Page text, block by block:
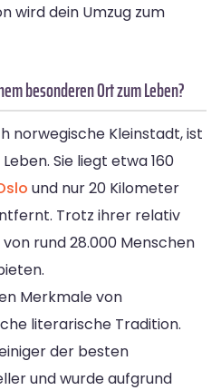
wird dein Umzug zum
besonderen Ort zum Leben?
norwegische Kleinstadt, ist
Sie liegt etwa 160
und nur 20 Kilometer
Trotz ihrer relativ
rund 28.000 Menschen
Merkmale von
literarische Tradition.
der besten
und wurde aufgrund